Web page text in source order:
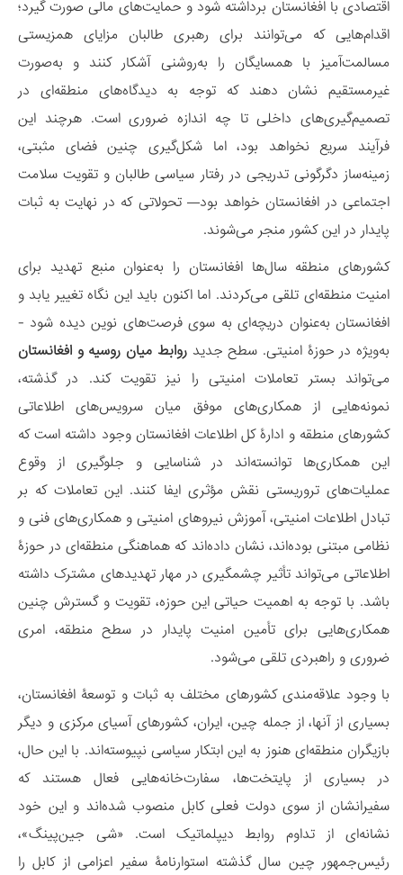
اقتصادی با افغانستان برداشته شود و حمایت‌های مالی صورت گیرد؛
اقدام‌هایی که می‌توانند برای رهبری طالبان مزایای همزیستی
مسالمت‌آمیز با همسایگان را به‌روشنی آشکار کنند و به‌صورت
غیرمستقیم نشان دهند که توجه به دیدگاه‌های منطقه‌ای در
تصمیم‌گیری‌های داخلی تا چه اندازه ضروری است. هرچند این
فرآیند سریع نخواهد بود، اما شکل‌گیری چنین فضای مثبتی،
زمینه‌ساز دگرگونی تدریجی در رفتار سیاسی طالبان و تقویت سلامت
اجتماعی در افغانستان خواهد بود— تحولاتی که در نهایت به ثبات
پایدار در این کشور منجر می‌شوند.
کشورهای منطقه سال‌ها افغانستان را به‌عنوان منبع تهدید برای
امنیت منطقه‌ای تلقی می‌کردند. اما اکنون باید این نگاه تغییر یابد و
افغانستان به‌عنوان دریچه‌ای به سوی فرصت‌های نوین دیده شود -
به‌ویژه در حوزۀ امنیتی. سطح جدیدروابط میان روسیه و افغانستان
می‌تواند بستر تعاملات امنیتی را نیز تقویت کند. در گذشته،
نمونه‌هایی از همکاری‌های موفق میان سرویس‌های اطلاعاتی
کشورهای منطقه و ادارۀ کل اطلاعات افغانستان وجود داشته است که
این همکاری‌ها توانسته‌اند در شناسایی و جلوگیری از وقوع
عملیات‌های تروریستی نقش مؤثری ایفا کنند. این تعاملات که بر
تبادل اطلاعات امنیتی، آموزش نیروهای امنیتی و همکاری‌های فنی و
نظامی مبتنی بوده‌اند، نشان داده‌اند که هماهنگی منطقه‌ای در حوزۀ
اطلاعاتی می‌تواند تأثیر چشمگیری در مهار تهدیدهای مشترک داشته
باشد. با توجه به اهمیت حیاتی این حوزه، تقویت و گسترش چنین
همکاری‌هایی برای تأمین امنیت پایدار در سطح منطقه، امری
ضروری و راهبردی تلقی می‌شود.
با وجود علاقه‌مندی کشورهای مختلف به ثبات و توسعۀ افغانستان،
بسیاری از آنها، از جمله چین، ایران، کشورهای آسیای مرکزی و دیگر
بازیگران منطقه‌ای هنوز به این ابتکار سیاسی نپیوسته‌اند. با این ‌حال،
در بسیاری از پایتخت‌ها، سفارت‌خانه‌هایی فعال هستند که
سفیرانشان از سوی دولت فعلی کابل منصوب شده‌اند و این خود
نشانه‌ای از تداوم روابط دیپلماتیک است. «شی جین‌پینگ»،
رئیس‌جمهور چین سال گذشته استوارنامۀ سفیر اعزامی از کابل را